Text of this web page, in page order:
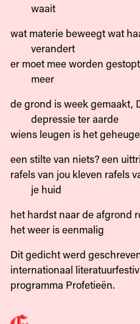
waait
wat materie beweegt wat
verandert
er moet mee worden
meer
de grond is week gemaakt,
depressie ter aarde
wiens leugen is het
een stilte van niets? een
rafels van jou kleven rafels
je huid
het hardst naar de afgrond
het weer is eenmalig
Dit gedicht werd
internationaal
programma Profetieën.